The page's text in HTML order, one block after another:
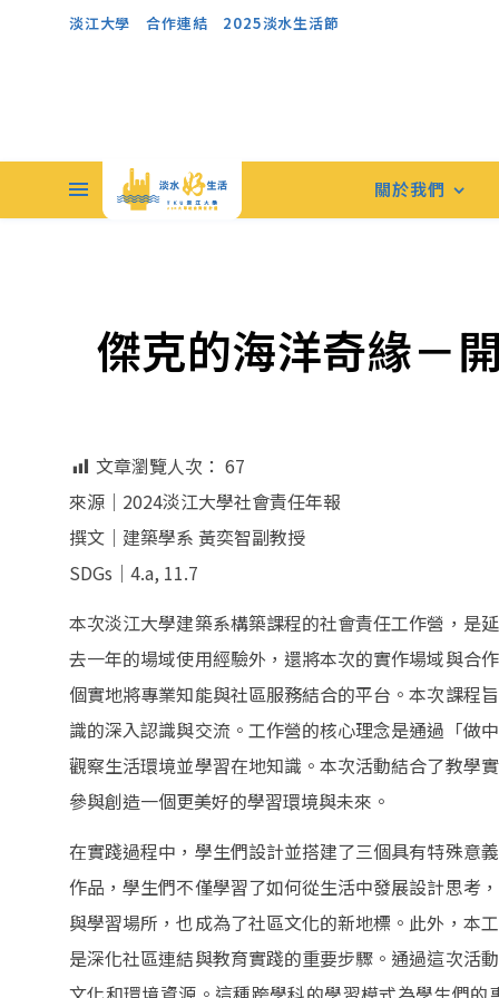
淡江大學 合作連結 2025淡水生活節
關於我們
傑克的海洋奇緣－
文章瀏覽人次： 67
來源｜2024淡江大學社會責任年報
撰文｜建築學系 黃奕智副教授
SDGs｜4.a, 11.7
本次淡江大學建築系構築課程的社會責任工作營，是
去一年的場域使用經驗外，還將本次的實作場域與合
個實地將專業知能與社區服務結合的平台。本次課程
識的深入認識與交流。工作營的核心理念是通過「做
觀察生活環境並學習在地知識。本次活動結合了教
參與創造一個更美好的學習環境與未來。
在實踐過程中，學生們設計並搭建了三個具有特殊意
作品，學生們不僅學習了如何從生活中發展設計思考
與學習場所，也成為了社區文化的新地標。此外，本
是深化社區連結與教育實踐的重要步驟。通過這次活